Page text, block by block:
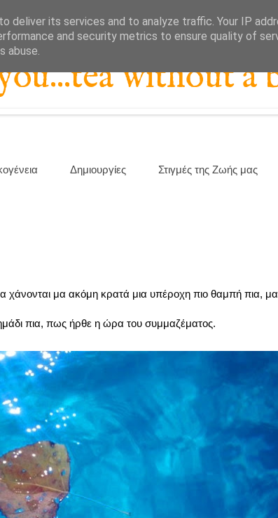
without a
Δημιουργίες Στιγμές της Ζωής μας
χάνονται μα ακόμη κρατά μια υπέροχη πιο θαμπή πια,
πια, πως ήρθε η ώρα του συμμαζέματος.
deliver its services and to analyze traffic. Your IP
and security metrics to ensure quality of
abuse.